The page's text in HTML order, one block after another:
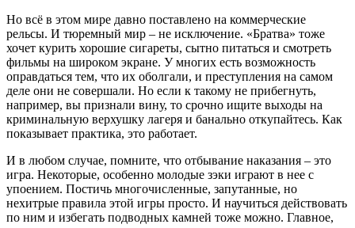
Но всё в этом мире давно поставлено на коммерческие
рельсы. И тюремный мир – не исключение. «Братва» тоже
хочет курить хорошие сигареты, сытно питаться и смотреть
фильмы на широком экране. У многих есть возможность
оправдаться тем, что их оболгали, и преступления на самом
деле они не совершали. Но если к такому не прибегнуть,
например, вы признали вину, то срочно ищите выходы на
криминальную верхушку лагеря и банально откупайтесь. Как
показывает практика, это работает.
И в любом случае, помните, что отбывание наказания – это
игра. Некоторые, особенно молодые зэки играют в нее с
упоением. Постичь многочисленные, запутанные, но
нехитрые правила этой игры просто. И научиться действовать
по ним и избегать подводных камней тоже можно. Главное,